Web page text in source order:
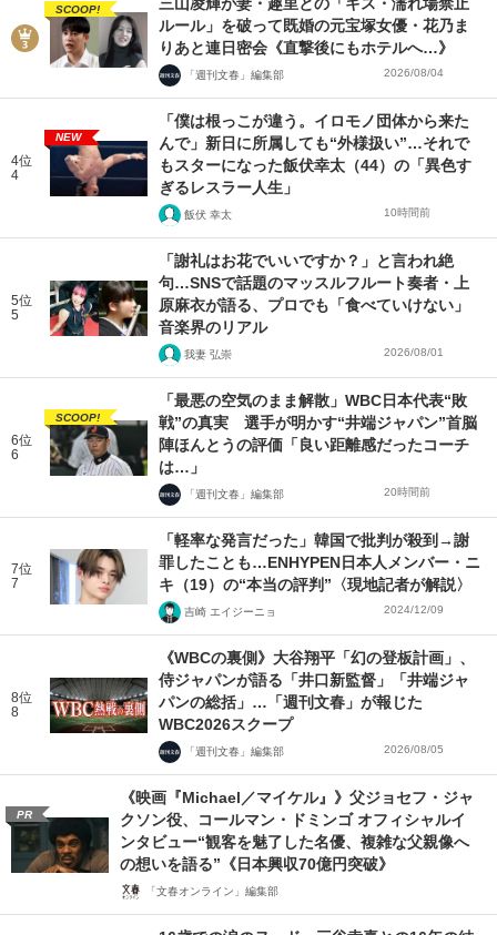
SCOOP!
三山凌輝が妻・趣里との「キス・濡れ場禁止
ルール」を破って既婚の元宝塚女優・花乃ま
りあと連日密会《直撃後にもホテルへ…》
「週刊文春」編集部 2026/08/04
4位
4
NEW
「僕は根っこが違う。イロモノ団体から来た
んで」新日に所属しても“外様扱い”…それで
もスターになった飯伏幸太（44）の「異色す
ぎるレスラー人生」
飯伏 幸太 10時間前
5位
5
「謝礼はお花でいいですか？」と言われ絶
句…SNSで話題のマッスルフルート奏者・上
原麻衣が語る、プロでも「食べていけない」
音楽界のリアル
我妻 弘崇 2026/08/01
6位
6
SCOOP!
「最悪の空気のまま解散」WBC日本代表“敗
戦”の真実 選手が明かす“井端ジャパン”首脳
陣ほんとうの評価「良い距離感だったコーチ
は…」
「週刊文春」編集部 20時間前
7位
7
「軽率な発言だった」韓国で批判が殺到→謝
罪したことも…ENHYPEN日本人メンバー・ニ
キ（19）の“本当の評判”〈現地記者が解説〉
吉崎 エイジーニョ 2024/12/09
8位
8
《WBCの裏側》大谷翔平「幻の登板計画」、
侍ジャパンが語る「井口新監督」「井端ジャ
パンの総括」…「週刊文春」が報じた
WBC2026スクープ
「週刊文春」編集部 2026/08/05
PR
《映画『Michael／マイケル』》父ジョセフ・ジャ
クソン役、コールマン・ドミンゴ オフィシャルイ
ンタビュー“観客を魅了した名優、複雑な父親像へ
の想いを語る”《日本興収70億円突破》
「文春オンライン」編集部